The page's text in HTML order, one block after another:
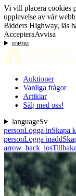
Vi vill placera cookies
upplevelse av vår
Bidders Highway, läs
AccepteraAvvisa
menu
Auktioner
Vanliga frågor
Artiklar
Sälj med oss!
languageSv
personLogga inSkapa
personLogga inadd
arrow_back_iosTillbaka